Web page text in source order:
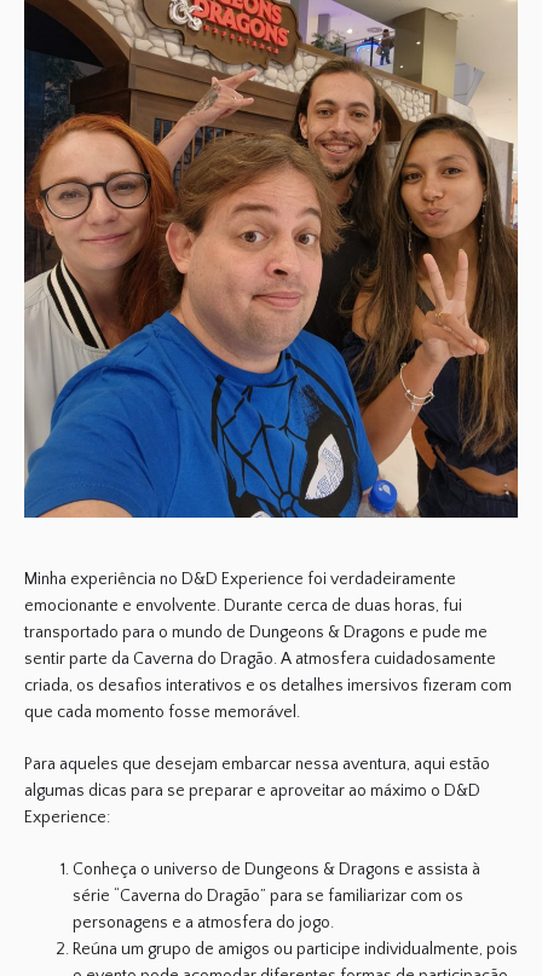
Minha experiência no D&D Experience foi verdadeiramente
emocionante e envolvente. Durante cerca de duas horas, fui
transportado para o mundo de Dungeons & Dragons e pude me
sentir parte da Caverna do Dragão. A atmosfera cuidadosamente
criada, os desafios interativos e os detalhes imersivos fizeram com
que cada momento fosse memorável.
Para aqueles que desejam embarcar nessa aventura, aqui estão
algumas dicas para se preparar e aproveitar ao máximo o D&D
Experience:
Conheça o universo de Dungeons & Dragons e assista à
série “Caverna do Dragão” para se familiarizar com os
personagens e a atmosfera do jogo.
Reúna um grupo de amigos ou participe individualmente, pois